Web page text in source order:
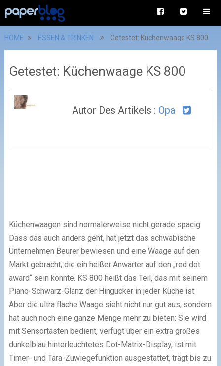
HOME ESSEN & TRINKEN Getestet: Küchenwaage KS 800
Getestet: Küchenwaage KS 800
Autor Des Artikels : Opa
Küchenwaagen sind normalerweise nicht gerade spacig.
Dass das auch anders geht, hat jetzt das schwäbische
Unternehmen Beurer bewiesen und eine Waage auf den
Markt gebracht, die ein heißer Anwärter auf den „red dot
award“ sein könnte. KS 800 heißt das Teil, das mit seinem
Piano-Schwarz-Glanz der Hingucker in jeder Küche ist.
Aber die ultra flache Waage sieht nicht nur gut aus, sondern
hat auch noch eine ganze Menge mehr zu bieten: Sie wird
mit Sensortasten bedient, verfügt über ein extra großes
dunkelblau hinterleuchtetes Dot-Matrix-Display, ist mit
Timer- und Tara-Zuwiegefunktion ausgestattet, trägt bis zu